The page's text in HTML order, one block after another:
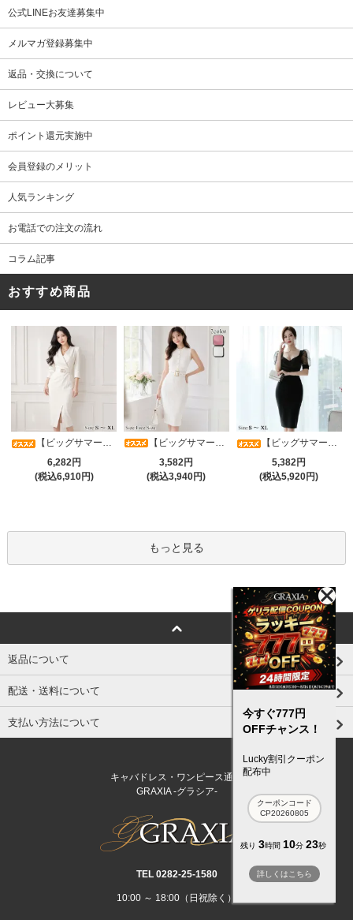
公式LINEお友達募集中
メルマガ登録募集中
返品・交換について
レビュー大募集
ポイント還元実施中
会員登録のメリット
人気ランキング
お電話での注文の流れ
コラム記事
おすすめ商品
【ビッグサマーセール対象品】アシメカシュクール7分袖ワンピース(キャバドレス・CABARETDRESS)
6,282円
(税込6,910円)
【ビッグサマーセール対象品】タイトなボディラインが引き立つニットワンピース(キャバドレス・CABARETDRESS)
3,582円
(税込3,940円)
【ビッグサマーセール対象品】光沢シアースリーブが軽やかなカシュクールVネックドレープミディドレス(キャバドレス・CABARETDRESS)
5,382円
(税込5,920円)
もっと見る
返品について
配送・送料について
支払い方法について
キャバドレス・ワンピース通販
GRAXIA -グラシア-
TEL 0282‐25‐1580
10:00 ～ 18:00（日祝除く）
今すぐ777円
OFFチャンス！
Lucky割引クーポン
配布中
クーポンコード
CP20260805
残り 3時間 10分 23秒
詳しくはこちら